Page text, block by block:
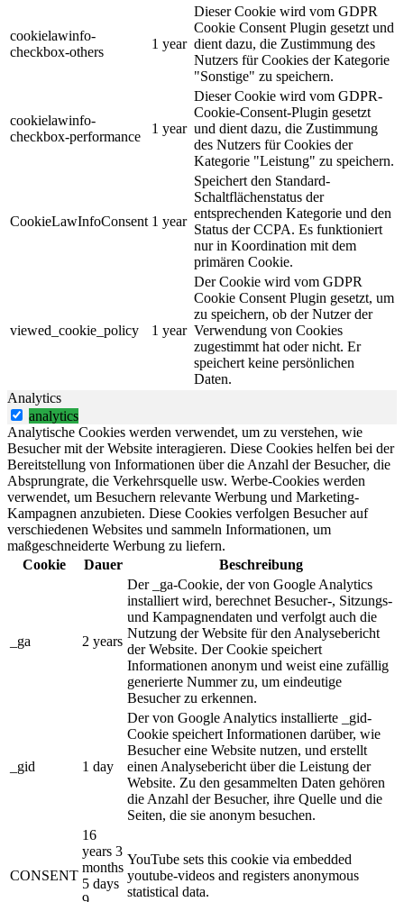
cookielawinfo-
checkbox-others
1 year
Dieser Cookie wird vom GDPR
Cookie Consent Plugin gesetzt und
dient dazu, die Zustimmung des
Nutzers für Cookies der Kategorie
"Sonstige" zu speichern.
cookielawinfo-
checkbox-performance
1 year
Dieser Cookie wird vom GDPR-
Cookie-Consent-Plugin gesetzt
und dient dazu, die Zustimmung
des Nutzers für Cookies der
Kategorie "Leistung" zu speichern.
CookieLawInfoConsent 1 year
Speichert den Standard-
Schaltflächenstatus der
entsprechenden Kategorie und den
Status der CCPA. Es funktioniert
nur in Koordination mit dem
primären Cookie.
viewed_cookie_policy 1 year
Der Cookie wird vom GDPR
Cookie Consent Plugin gesetzt, um
zu speichern, ob der Nutzer der
Verwendung von Cookies
zugestimmt hat oder nicht. Er
speichert keine persönlichen
Daten.
Analytics
analytics
Analytische Cookies werden verwendet, um zu verstehen, wie
Besucher mit der Website interagieren. Diese Cookies helfen bei der
Bereitstellung von Informationen über die Anzahl der Besucher, die
Absprungrate, die Verkehrsquelle usw. Werbe-Cookies werden
verwendet, um Besuchern relevante Werbung und Marketing-
Kampagnen anzubieten. Diese Cookies verfolgen Besucher auf
verschiedenen Websites und sammeln Informationen, um
maßgeschneiderte Werbung zu liefern.
Cookie
Dauer Beschreibung
_ga 2 years
Der _ga-Cookie, der von Google Analytics
installiert wird, berechnet Besucher-, Sitzungs-
und Kampagnendaten und verfolgt auch die
Nutzung der Website für den Analysebericht
der Website. Der Cookie speichert
Informationen anonym und weist eine zufällig
generierte Nummer zu, um eindeutige
Besucher zu erkennen.
_gid 1 day
Der von Google Analytics installierte _gid-
Cookie speichert Informationen darüber, wie
Besucher eine Website nutzen, und erstellt
einen Analysebericht über die Leistung der
Website. Zu den gesammelten Daten gehören
die Anzahl der Besucher, ihre Quelle und die
Seiten, die sie anonym besuchen.
CONSENT
16
years 3
months
5 days
YouTube sets this cookie via embedded
youtube-videos and registers anonymous
statistical data.